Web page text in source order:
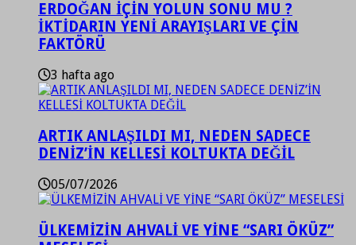
ERDOĞAN İÇİN YOLUN SONU MU ?
İKTİDARIN YENİ ARAYIŞLARI VE ÇİN
FAKTÖRÜ
3 hafta ago
ARTIK ANLAŞILDI MI, NEDEN SADECE
DENİZ’İN KELLESİ KOLTUKTA DEĞİL
05/07/2026
ÜLKEMİZİN AHVALİ VE YİNE “SARI ÖKÜZ”